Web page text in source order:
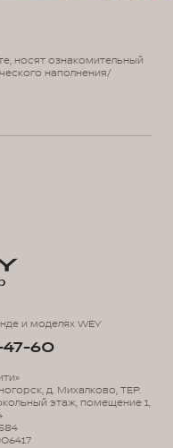
носят ознакомительный
наполнения/
и моделях WEY
47-60
д. Михалково, ТЕР.
этаж, помещение 1,